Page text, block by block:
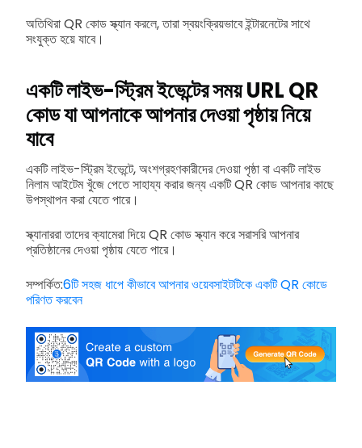
অতিথিরা QR কোড স্ক্যান করলে, তারা স্বয়ংক্রিয়ভাবে ইন্টারনেটের সাথে
সংযুক্ত হয়ে যাবে।
একটি লাইভ-স্ট্রিম ইভেন্টের সময় URL QR
কোড যা আপনাকে আপনার দেওয়া পৃষ্ঠায় নিয়ে
যাবে
একটি লাইভ-স্ট্রিম ইভেন্টে, অংশগ্রহণকারীদের দেওয়া পৃষ্ঠা বা একটি লাইভ
নিলাম আইটেম খুঁজে পেতে সাহায্য করার জন্য একটি QR কোড আপনার কাছে
উপস্থাপন করা যেতে পারে।
স্ক্যানাররা তাদের ক্যামেরা দিয়ে QR কোড স্ক্যান করে সরাসরি আপনার
প্রতিষ্ঠানের দেওয়া পৃষ্ঠায় যেতে পারে।
সম্পর্কিত:6টি সহজ ধাপে কীভাবে আপনার ওয়েবসাইটটিকে একটি QR কোডে
পরিণত করবেন